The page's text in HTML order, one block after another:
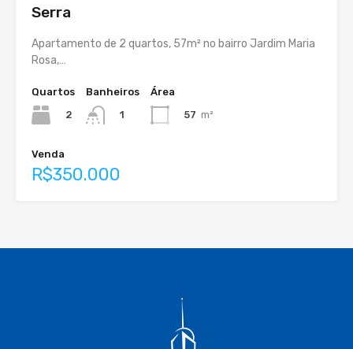
Serra
Apartamento de 2 quartos, 57m² no bairro Jardim Maria
Rosa,…
Quartos
2
Banheiros
1
Área
57 m²
Venda
R$350.000